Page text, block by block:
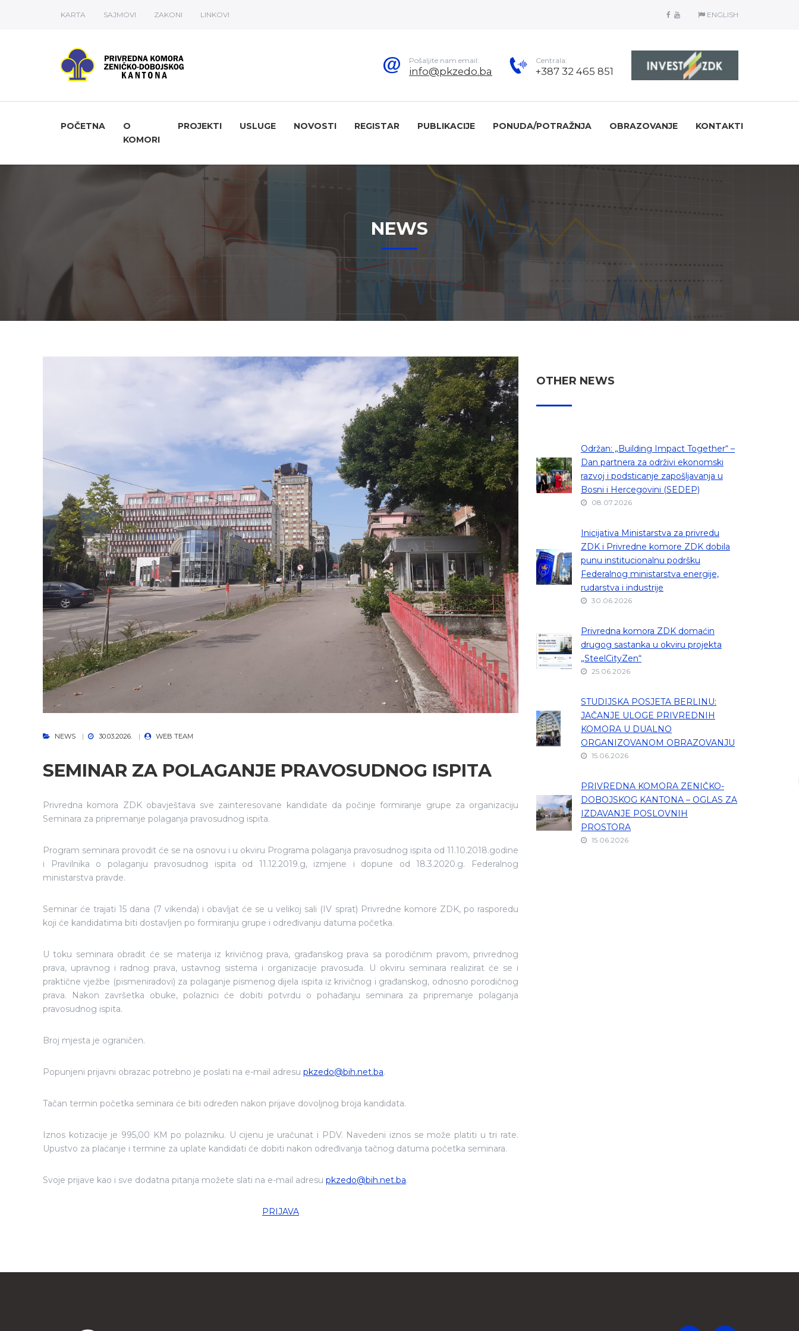
KARTA SAJMOVI ZAKONI LINKOVI ENGLISH
Pošaljite nam email:
info@pkzedo.ba
Centrala:
+387 32 465 851
POČETNA
O
KOMORI
PROJEKTI USLUGE NOVOSTI REGISTAR PUBLIKACIJE PONUDA/POTRAŽNJA OBRAZOVANJE KONTAKTI
NEWS
NEWS 30.03.2026. WEB TEAM
SEMINAR ZA POLAGANJE PRAVOSUDNOG ISPITA
Privredna komora ZDK obavještava sve zainteresovane kandidate da počinje formiranje grupe za organizaciju
Seminara za pripremanje polaganja pravosudnog ispita.
Program seminara provodit će se na osnovu i u okviru Programa polaganja pravosudnog ispita od 11.10.2018.godine
i Pravilnika o polaganju pravosudnog ispita od 11.12.2019.g, izmjene i dopune od 18.3.2020.g. Federalnog
ministarstva pravde.
Seminar će trajati 15 dana (7 vikenda) i obavljat će se u velikoj sali (IV sprat) Privredne komore ZDK, po rasporedu
koji će kandidatima biti dostavljen po formiranju grupe i određivanju datuma početka.
U toku seminara obradit će se materija iz krivičnog prava, građanskog prava sa porodičnim pravom, privrednog
prava, upravnog i radnog prava, ustavnog sistema i organizacije pravosuđa. U okviru seminara realizirat će se i
praktične vježbe (pismeniradovi) za polaganje pismenog dijela ispita iz krivičnog i građanskog, odnosno porodičnog
prava. Nakon završetka obuke, polaznici će dobiti potvrdu o pohađanju seminara za pripremanje polaganja
pravosudnog ispita.
Broj mjesta je ograničen.
Popunjeni prijavni obrazac potrebno je poslati na e-mail adresu pkzedo@bih.net.ba.
Tačan termin početka seminara će biti određen nakon prijave dovoljnog broja kandidata.
Iznos kotizacije je 995,00 KM po polazniku. U cijenu je uračunat i PDV. Navedeni iznos se može platiti u tri rate.
Upustvo za plaćanje i termine za uplate kandidati će dobiti nakon određivanja tačnog datuma početka seminara.
Svoje prijave kao i sve dodatna pitanja možete slati na e-mail adresu pkzedo@bih.net.ba.
PRIJAVA
OTHER NEWS
Održan: „Building Impact Together“ –
Dan partnera za održivi ekonomski
razvoj i podsticanje zapošljavanja u
Bosni i Hercegovini (SEDEP)
08.07.2026
Inicijativa Ministarstva za privredu
ZDK i Privredne komore ZDK dobila
punu institucionalnu podršku
Federalnog ministarstva energije,
rudarstva i industrije
30.06.2026
Privredna komora ZDK domaćin
drugog sastanka u okviru projekta
„SteelCityZen“
25.06.2026
STUDIJSKA POSJETA BERLINU:
JAČANJE ULOGE PRIVREDNIH
KOMORA U DUALNO
ORGANIZOVANOM OBRAZOVANJU
15.06.2026
PRIVREDNA KOMORA ZENIČKO-
DOBOJSKOG KANTONA – OGLAS ZA
IZDAVANJE POSLOVNIH
PROSTORA
15.06.2026